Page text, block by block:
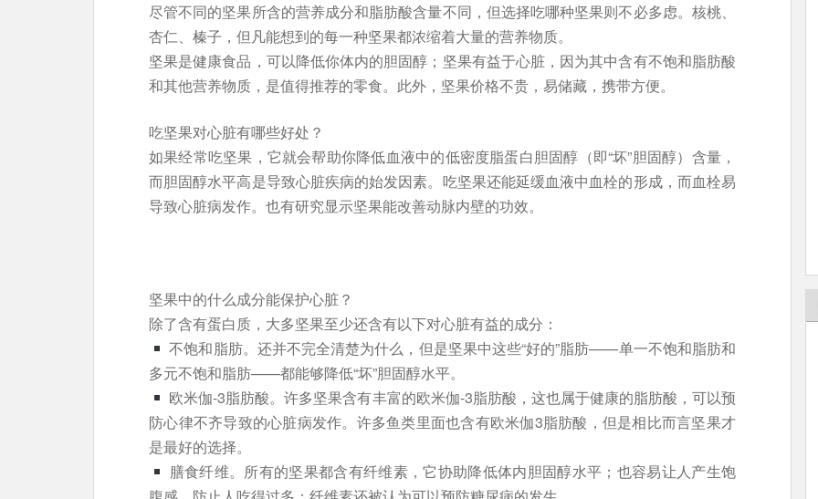
尽管不同的坚果所含的营养成分和脂肪酸含量不同，但选择吃哪种坚果则不必多虑。核桃、
杏仁、榛子，但凡能想到的每一种坚果都浓缩着大量的营养物质。
坚果是健康食品，可以降低你体内的胆固醇；坚果有益于心脏，因为其中含有不饱和脂肪酸
和其他营养物质，是值得推荐的零食。此外，坚果价格不贵，易储藏，携带方便。
吃坚果对心脏有哪些好处？
如果经常吃坚果，它就会帮助你降低血液中的低密度脂蛋白胆固醇（即“坏”胆固醇）含量，
而胆固醇水平高是导致心脏疾病的始发因素。吃坚果还能延缓血液中血栓的形成，而血栓易
导致心脏病发作。也有研究显示坚果能改善动脉内壁的功效。
坚果中的什么成分能保护心脏？
除了含有蛋白质，大多坚果至少还含有以下对心脏有益的成分：
不饱和脂肪。还并不完全清楚为什么，但是坚果中这些“好的”脂肪——单一不饱和脂肪和
多元不饱和脂肪——都能够降低“坏”胆固醇水平。
欧米伽-3脂肪酸。许多坚果含有丰富的欧米伽-3脂肪酸，这也属于健康的脂肪酸，可以预
防心律不齐导致的心脏病发作。许多鱼类里面也含有欧米伽3脂肪酸，但是相比而言坚果才
是最好的选择。
膳食纤维。所有的坚果都含有纤维素，它协助降低体内胆固醇水平；也容易让人产生饱